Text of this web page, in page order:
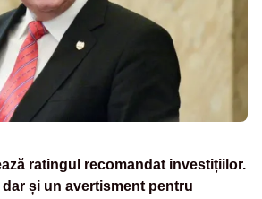
ratingul recomandat investițiilor.
și un avertisment pentru